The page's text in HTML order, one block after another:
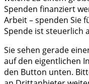
Spenden finanziert
Arbeit – spenden Sie
Spende ist steuerlich
Sie sehen gerade
auf den eigentlichen
den Button unten.